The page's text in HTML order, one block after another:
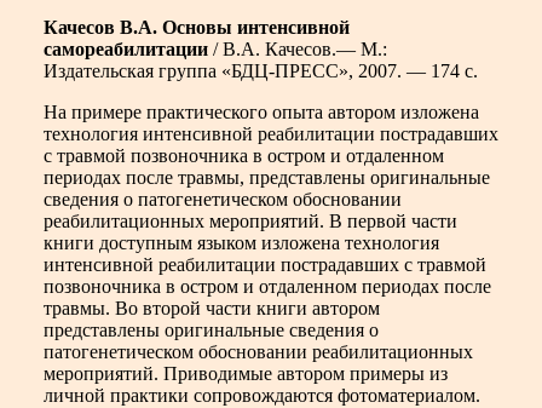
Качесов В.А. Основы интенсивной
самореабилитации / В.А. Качесов.— М.:
Издательская группа «БДЦ-ПРЕСС», 2007. — 174 с.
На примере практического опыта автором изложена
технология интенсивной реабилитации пострадавших
с травмой позвоночника в остром и отдаленном
периодах после травмы, представлены оригинальные
сведения о патогенетическом обосновании
реабилитационных мероприятий. В первой части
книги доступным языком изложена технология
интенсивной реабилитации пострадавших с травмой
позвоночника в остром и отдаленном периодах после
травмы. Во второй части книги автором
представлены оригинальные сведения о
патогенетическом обосновании реабилитационных
мероприятий. Приводимые автором примеры из
личной практики сопровождаются фотоматериалом.